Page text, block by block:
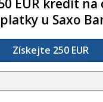
EUR kredit
u Saxo
Získejte 250 EUR